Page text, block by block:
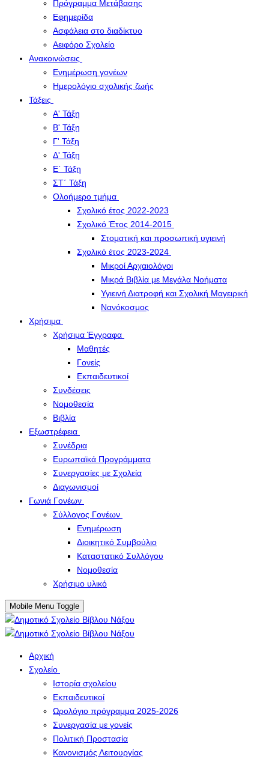
Πρόγραμμα Μετάβασης
Εφημερίδα
Ασφάλεια στο διαδίκτυο
Αειφόρο Σχολείο
Ανακοινώσεις
Ενημέρωση γονέων
Ημερολόγιο σχολικής ζωής
Τάξεις
Α' Τάξη
Β' Τάξη
Γ' Τάξη
Δ' Τάξη
Ε΄ Τάξη
ΣΤ΄ Τάξη
Ολοήμερο τμήμα
Σχολικό έτος 2022-2023
Σχολικό Έτος 2014-2015
Στοματική και προσωπική υγιεινή
Σχολικό έτος 2023-2024
Μικροί Αρχαιολόγοι
Μικρά Βιβλία με Μεγάλα Νοήματα
Υγιεινή Διατροφή και Σχολική Μαγειρική
Νανόκοσμος
Χρήσιμα
Χρήσιμα Έγγραφα
Μαθητές
Γονείς
Εκπαιδευτικοί
Συνδέσεις
Νομοθεσία
Βιβλία
Εξωστρέφεια
Συνέδρια
Ευρωπαϊκά Προγράμματα
Συνεργασίες με Σχολεία
Διαγωνισμοί
Γωνιά Γονέων
Σύλλογος Γονέων
Ενημέρωση
Διοικητικό Συμβούλιο
Καταστατικό Συλλόγου
Νομοθεσία
Χρήσιμο υλικό
Mobile Menu Toggle
Αρχική
Σχολείο
Ιστορία σχολείου
Εκπαιδευτικοί
Ωρολόγιο πρόγραμμα 2025-2026
Συνεργασία με γονείς
Πολιτική Προστασία
Κανονισμός Λειτουργίας